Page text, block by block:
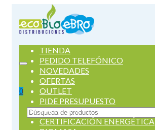
0
Buscar
por:
TIENDA
PEDIDO TELEFÓNICO
NOVEDADES
OFERTAS
OUTLET
PIDE PRESUPUESTO
SERVICIOS
CERTIFICACIÓN ENERGÉTICA